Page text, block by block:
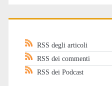
RSS degli articoli
RSS dei commenti
RSS dei Podcast